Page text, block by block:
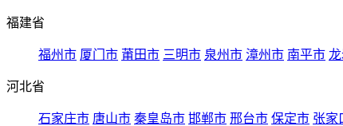
福建省
福州市 厦门市 莆田市 三明市 泉州市 漳州市 南平市
河北省
石家庄市 唐山市 秦皇岛市 邯郸市 邢台市 保定市 张家